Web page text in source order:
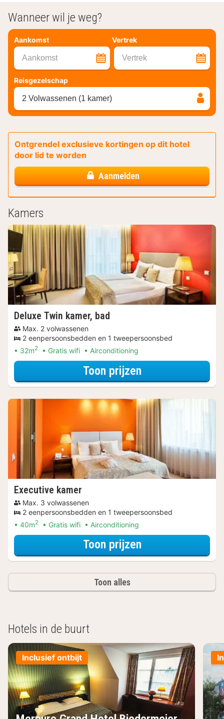
Wanneer wil je weg?
Aankomst Vertrek
Aankomst Vertrek
Reisgezelschap
2 Volwassenen (1 kamer)
Ontgrendel exclusieve kortingen op dit hotel
door lid te worden
Aanmelden
Kamers
Deluxe Twin kamer, bad
Max. 2 volwassenen
2 eenpersoonsbedden en 1 tweepersoonsbed
32m2 Gratis wifi Airconditioning
Toon prijzenvoor Beleef de
Executive kamer
Max. 3 volwassenen
2 eenpersoonsbedden en 1 tweepersoonsbed
40m2 Gratis wifi Airconditioning
Toon prijzenvoor Beleef de
Toon alles
Hotels in de buurt
Inclusief ontbijt